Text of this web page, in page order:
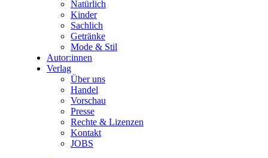
Natürlich
Kinder
Sachlich
Getränke
Mode & Stil
Autor:innen
Verlag
Über uns
Handel
Vorschau
Presse
Rechte & Lizenzen
Kontakt
JOBS